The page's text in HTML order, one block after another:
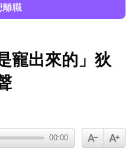
離職
天下大小事！
！2天前才開直播 最後身
寵出來的」狄
00:00